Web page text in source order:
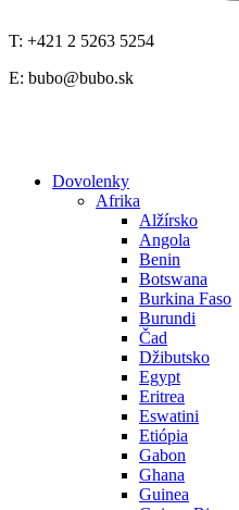
T: +421 2 5263 5254
E: bubo@bubo.sk
Dovolenky
Afrika
Alžírsko
Angola
Benin
Botswana
Burkina Faso
Burundi
Čad
Džibutsko
Egypt
Eritrea
Eswatini
Etiópia
Gabon
Ghana
Guinea